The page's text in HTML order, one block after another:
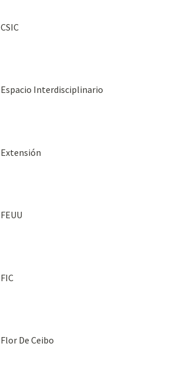
CSIC
Espacio Interdisciplinario
Extensión
FEUU
FIC
Flor De Ceibo